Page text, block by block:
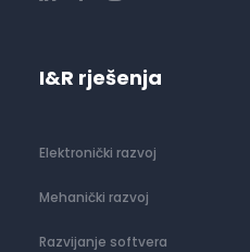
I&R rješenja
Elektronički razvoj
Mehanički razvoj
Razvijanje softvera